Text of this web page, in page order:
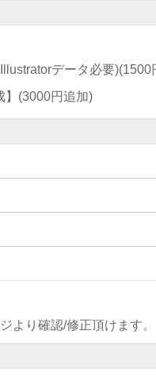
データ必要)(1500
(3000円追加)
より確認/修正頂けます。